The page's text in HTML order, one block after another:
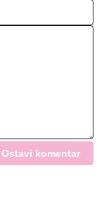
Ostavi komentar